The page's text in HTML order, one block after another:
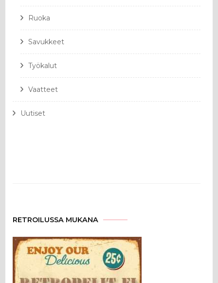
Ruoka
Savukkeet
Työkalut
Vaatteet
Uutiset
RETROILUSSA MUKANA